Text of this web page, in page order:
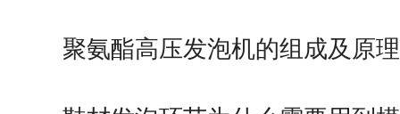
做…
聚氨酯高压发泡机的组成及原理